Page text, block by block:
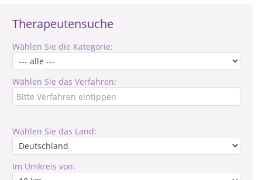
Therapeutensuche
Wählen Sie die Kategorie:
Wählen Sie das Verfahren:
Wählen Sie das Land:
Im Umkreis von: